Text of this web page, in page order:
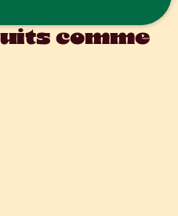
comme